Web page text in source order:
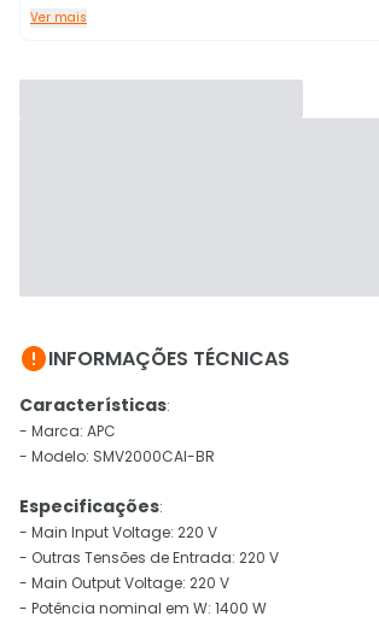
Ver mais
INFORMAÇÕES TÉCNICAS
Características:
- Marca: APC
- Modelo: SMV2000CAI-BR
Especificações:
- Main Input Voltage: 220 V
- Outras Tensões de Entrada: 220 V
- Main Output Voltage: 220 V
- Potência nominal em W: 1400 W